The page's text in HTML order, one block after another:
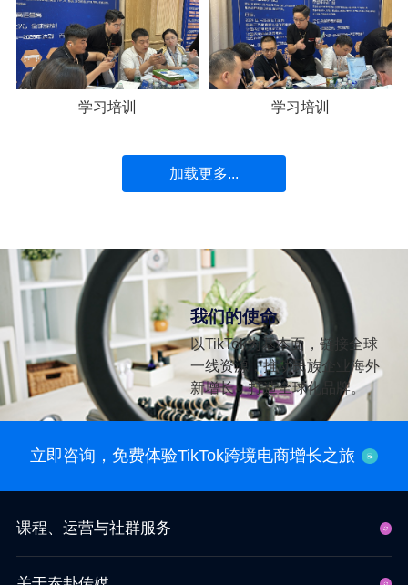
学习培训 学习培训
加载更多...
我们的使命
以TikTok为基本面，链接全球
一线资源，推动民族企业海外
新增长，打造全球化品牌。
立即咨询，免费体验TikTok跨境电商增长之旅
课程、运营与社群服务